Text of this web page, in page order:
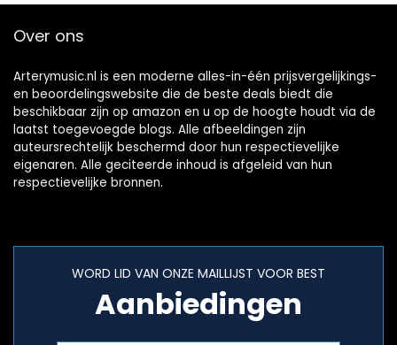
Over ons
Arterymusic.nl is een moderne alles-in-één prijsvergelijkings-
en beoordelingswebsite die de beste deals biedt die
beschikbaar zijn op amazon en u op de hoogte houdt via de
laatst toegevoegde blogs. Alle afbeeldingen zijn
auteursrechtelijk beschermd door hun respectievelijke
eigenaren. Alle geciteerde inhoud is afgeleid van hun
respectievelijke bronnen.
WORD LID VAN ONZE MAILLIJST VOOR BEST
Aanbiedingen